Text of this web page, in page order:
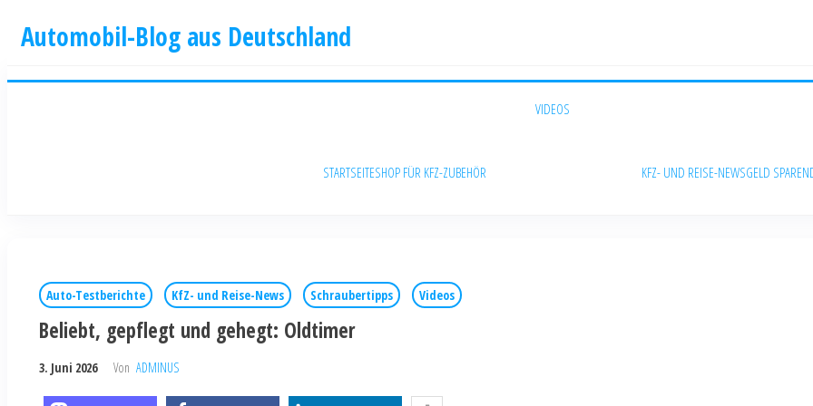
Automobil-Blog aus Deutschland
STARTSEITESHOP FÜR KFZ-ZUBEHÖR
VIDEOS
KFZ- UND REISE-NEWSGELD SPAREN
Auto-Testberichte KfZ- und Reise-News Schraubertipps Videos
Beliebt, gepflegt und gehegt: Oldtimer
3. Juni 2026 Von ADMINUS